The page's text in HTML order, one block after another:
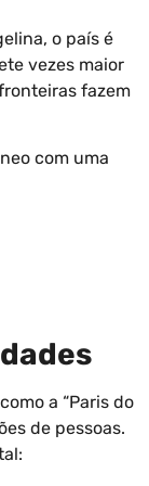
o país é
vezes maior
fazem
com uma
a “Paris do
de pessoas.